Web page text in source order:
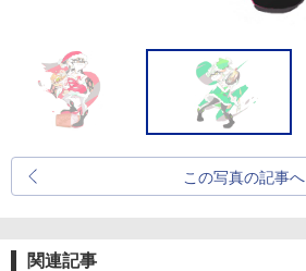
この写真の記事へ
関連記事